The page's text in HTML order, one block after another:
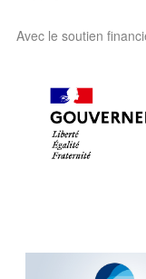
Avec le soutien